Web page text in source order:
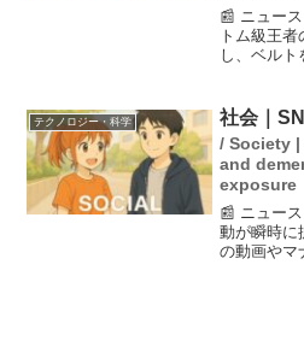
📰 ニュー
トム級王
し、ベルト
語り、格闘
勢を示しま
テクノロジー・科学 社会｜
/ Society
and
exposure
📰 ニュー
動が瞬時に
の動画やマ